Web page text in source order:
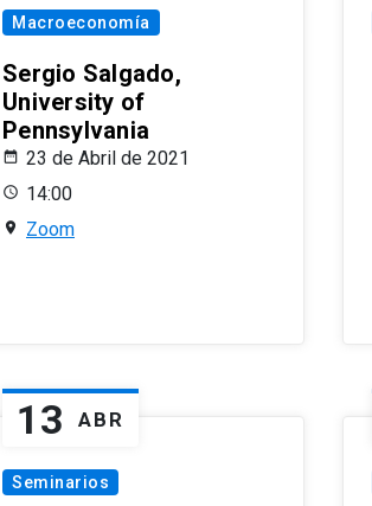
Macroeconomía
Sergio Salgado,
University of
Pennsylvania
23 de Abril de 2021
14:00
Zoom
13 ABR
Seminarios